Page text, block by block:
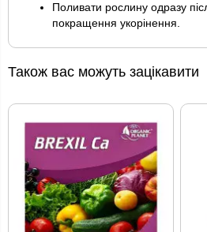
Поливати рослину одразу
покращення укорінення.
Також вас можуть зацікавити